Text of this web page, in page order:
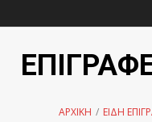
ΑΡΧΙΚΗ / ΕΙΔΗ